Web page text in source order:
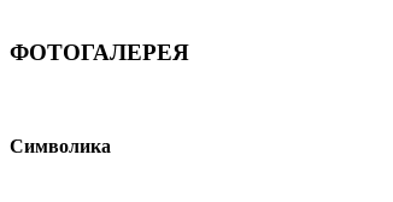
ФОТОГАЛЕРЕЯ
Символика